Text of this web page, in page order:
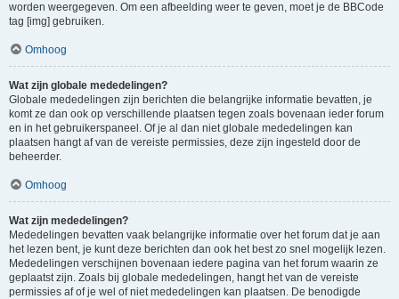
worden weergegeven. Om een afbeelding weer te geven, moet je de BBCode
tag [img] gebruiken.
Omhoog
Wat zijn globale mededelingen?
Globale mededelingen zijn berichten die belangrijke informatie bevatten, je
komt ze dan ook op verschillende plaatsen tegen zoals bovenaan ieder forum
en in het gebruikerspaneel. Of je al dan niet globale mededelingen kan
plaatsen hangt af van de vereiste permissies, deze zijn ingesteld door de
beheerder.
Omhoog
Wat zijn mededelingen?
Mededelingen bevatten vaak belangrijke informatie over het forum dat je aan
het lezen bent, je kunt deze berichten dan ook het best zo snel mogelijk lezen.
Mededelingen verschijnen bovenaan iedere pagina van het forum waarin ze
geplaatst zijn. Zoals bij globale mededelingen, hangt het van de vereiste
permissies af of je wel of niet mededelingen kan plaatsen. De benodigde